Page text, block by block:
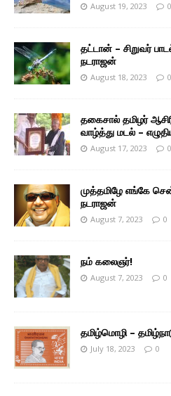
August 19, 2023 0
தட்டான் – சிறுவர்
நடராஜன்
August 18, 2023 0
தகைசால் தமிழர்
வாழ்த்து மடல் –
August 17, 2023 0
முத்தமிழே எங்கே
நடராஜன்
August 7, 2023 0
நம் கலைஞர்!
August 7, 2023 0
தமிழ்மொழி –
July 18, 2023 0